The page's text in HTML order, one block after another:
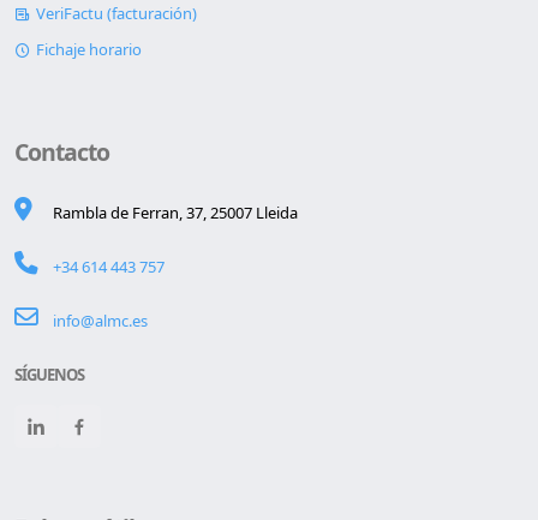
VeriFactu (facturación)
Fichaje horario
Contacto
Rambla de Ferran, 37, 25007 Lleida
+34 614 443 757
info@almc.es
SÍGUENOS